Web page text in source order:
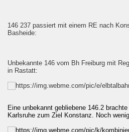
146 237 passiert mit einem RE nach
Basheide:
Unbekannte 146 vom Bh Freiburg mit
in Rastatt:
Eine unbekannt gebliebene 146.2
Karlsruhe zum Ziel Konstanz. Noch